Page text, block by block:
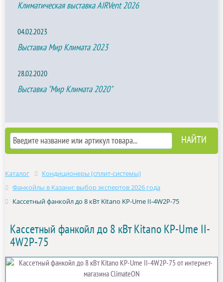
Климатическая выставка AIRVent 2026
04.02.2023
Выставка Мир Климата 2023
28.02.2020
Выставка "Мир Климата 2020"
Каталог
Кондиционеры (сплит-системы)
Фанкойлы в Казани: выбор экспертов 2026 года
Кассетный фанкойл до 8 кВт Kitano KP-Ume II-4W2P-75
Кассетный фанкойл до 8 кВт Kitano KP-Ume II-
4W2P-75